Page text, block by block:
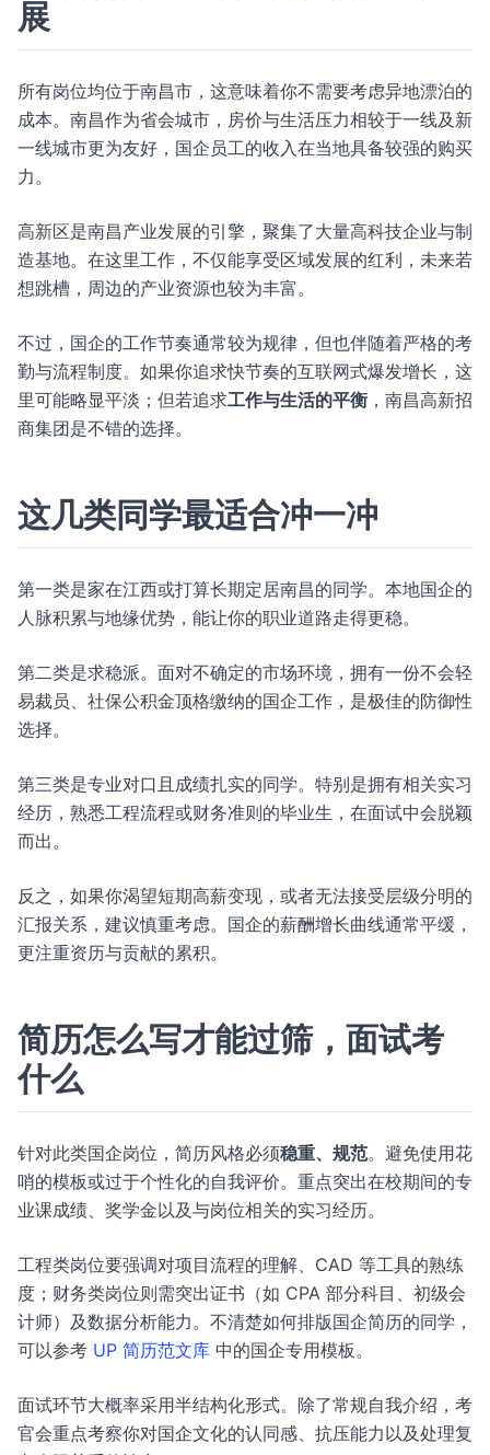
展
所有岗位均位于南昌市，这意味着你不需要考虑异地漂泊的
成本。南昌作为省会城市，房价与生活压力相较于一线及新
一线城市更为友好，国企员工的收入在当地具备较强的购买
力。
高新区是南昌产业发展的引擎，聚集了大量高科技企业与制
造基地。在这里工作，不仅能享受区域发展的红利，未来若
想跳槽，周边的产业资源也较为丰富。
不过，国企的工作节奏通常较为规律，但也伴随着严格的考
勤与流程制度。如果你追求快节奏的互联网式爆发增长，这
里可能略显平淡；但若追求工作与生活的平衡 ，南昌高新招
商集团是不错的选择。
这几类同学最适合冲一冲
第一类是家在江西或打算长期定居南昌的同学。本地国企的
人脉积累与地缘优势，能让你的职业道路走得更稳。
第二类是求稳派。面对不确定的市场环境，拥有一份不会轻
易裁员、社保公积金顶格缴纳的国企工作，是极佳的防御性
选择。
第三类是专业对口且成绩扎实的同学。特别是拥有相关实习
经历，熟悉工程流程或财务准则的毕业生，在面试中会脱颖
而出。
反之，如果你渴望短期高薪变现，或者无法接受层级分明的
汇报关系，建议慎重考虑。国企的薪酬增长曲线通常平缓，
更注重资历与贡献的累积。
简历怎么写才能过筛，面试考
什么
针对此类国企岗位，简历风格必须稳重、规范。避免使用花
哨的模板或过于个性化的自我评价。重点突出在校期间的专
业课成绩、奖学金以及与岗位相关的实习经历。
工程类岗位要强调对项目流程的理解、CAD 等工具的熟练
度；财务类岗位则需突出证书（如 CPA 部分科目、初级会
计师）及数据分析能力。不清楚如何排版国企简历的同学，
可以参考 UP 简历范文库 中的国企专用模板。
面试环节大概率采用半结构化形式。除了常规自我介绍，考
官会重点考察你对国企文化的认同感、抗压能力以及处理复